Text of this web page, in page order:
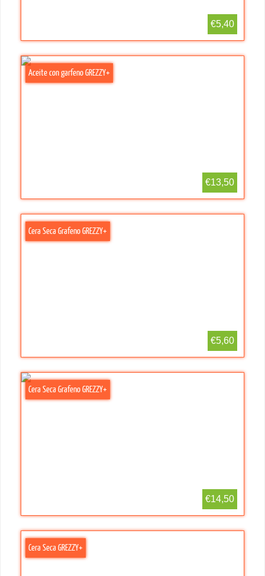
€5,40
Aceite con garfeno GREZZY+
€13,50
Cera Seca Grafeno GREZZY+
€5,60
Cera Seca Grafeno GREZZY+
€14,50
Cera Seca GREZZY+